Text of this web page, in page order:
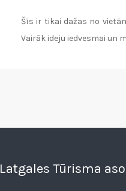
Šīs ir tikai dažas no
Vairāk ideju iedvesmai un
Latgales Tūrisma